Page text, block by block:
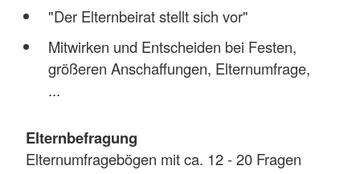
"Der Elternbeirat stellt sich vor"
Mitwirken und Entscheiden bei Festen,
größeren Anschaffungen, Elternumfrage,
...
Elternbefragung
Elternumfragebögen mit ca. 12 - 20 Fragen